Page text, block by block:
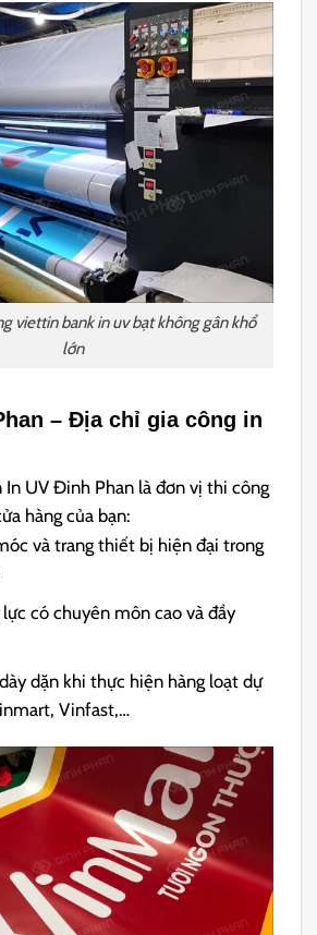
viettin bank in uv bạt không gân khổ
lớn
– Địa chỉ gia công in
In UV Đinh Phan là đơn vị thi công
hàng của bạn:
và trang thiết bị hiện đại trong
có chuyên môn cao và đầy
dặn khi thực hiện hàng loạt dự
Vinfast,…